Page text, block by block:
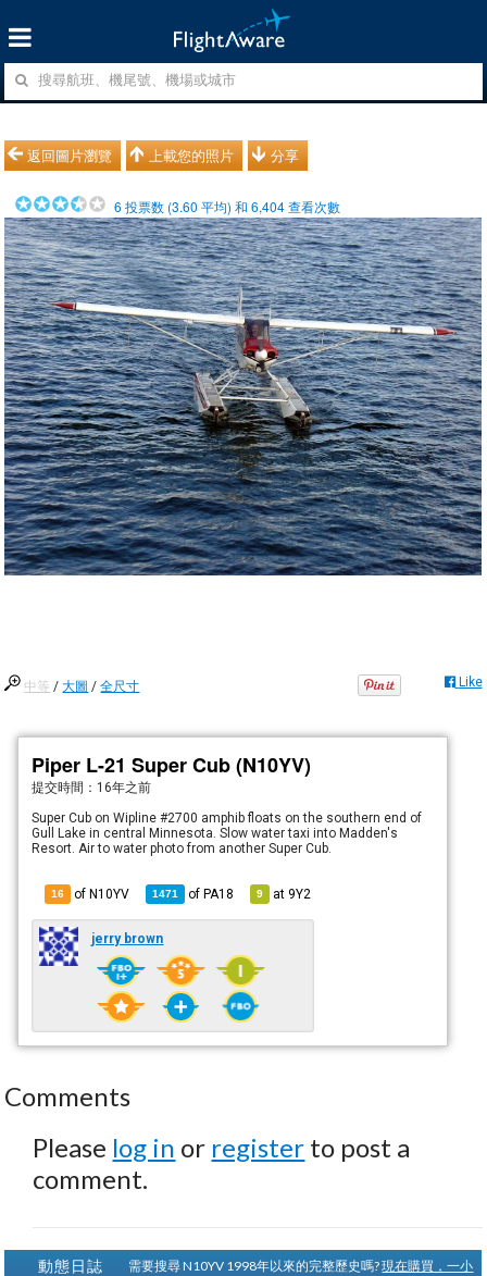
返回圖片瀏覽 上載您的照片 分享
6 投票数 (3.60 平均) 和6,404查看次數
中等 /大圖 /全尺寸 Like
Piper L-21 Super Cub (N10YV)
提交時間： 16年之前
Super Cub on Wipline #2700 amphib floats on the southern end of
Gull Lake in central Minnesota. Slow water taxi into Madden's
Resort. Air to water photo from another Super Cub.
16 of N10YV 1471 ofPA18 9 at 9Y2
jerry brown
Comments
Please log in or register to post a
comment.
動態日誌 需要搜尋 N10YV 1998年以來的完整歷史嗎?現在購買，一小